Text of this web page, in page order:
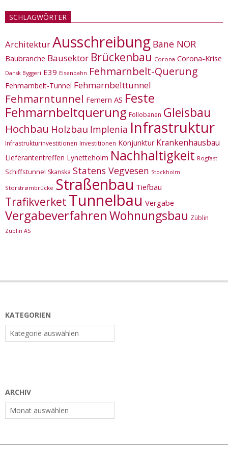
SCHLAGWÖRTER
ArchitekturAusschreibung Bane NOR
Baubranche Bausektor Brückenbau Corona Corona-Krise
Dansk Byggeri E39 Eisenbahn Fehmarnbelt-Querung
Fehmarnbelt-Tunnel Fehmarnbelttunnel
Fehmarntunnel Femern AS Feste
Fehmarnbeltquerung Follobanen Gleisbau
Hochbau Holzbau Implenia Infrastruktur
Infrastrukturinvestitionen Investitionen Konjunktur Krankenhausbau
Lieferantentreffen Lynetteholm Nachhaltigkeit Rogfast
Schiffstunnel Skanska Statens Vegvesen Stockholm
Storstrømbrücke Straßenbau Tiefbau
Trafikverket Tunnelbau Vergabe
VergabeverfahrenWohnungsbau Züblin
Züblin AS
KATEGORIEN
Kategorien
ARCHIV
Archiv